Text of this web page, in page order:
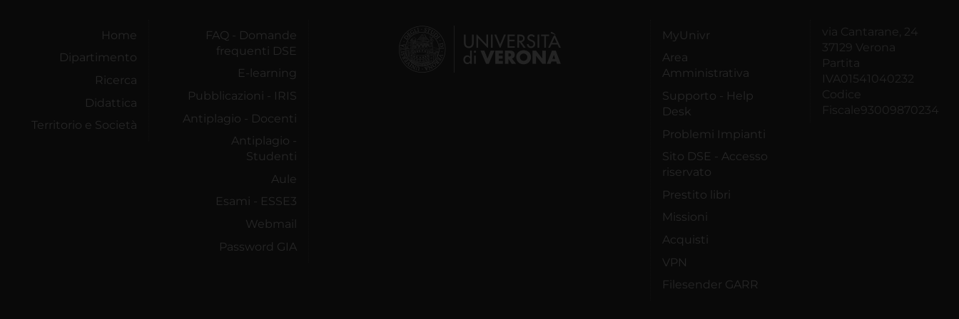
Home
Dipartimento
Ricerca
Didattica
Territorio e Società
FAQ - Domande
frequenti DSE
E-learning
Pubblicazioni - IRIS
Antiplagio - Docenti
Antiplagio -
Studenti
Aule
Esami - ESSE3
Webmail
Password GIA
MyUnivr
Area
Amministrativa
Supporto - Help
Desk
Problemi Impianti
Sito DSE - Accesso
riservato
Prestito libri
Missioni
Acquisti
VPN
Filesender GARR
via Cantarane, 24
37129 Verona
Partita
IVA01541040232
Codice
Fiscale93009870234